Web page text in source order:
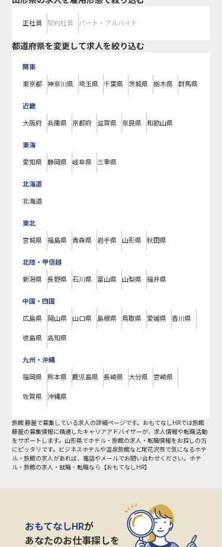
正社員 契約社員 パート・アルバイト
都道府県を変更して求人を絞り込む
関東
東京都 神奈川県 埼玉県 千葉県 茨城県 栃木県 群馬県
近畿
大阪府 兵庫県 京都府 滋賀県 奈良県 和歌山県
東海
愛知県 静岡県 岐阜県 三重県
北海道
北海道
東北
宮城県 福島県 青森県 岩手県 山形県 秋田県
北陸・甲信越
新潟県 長野県 石川県 富山県 山梨県 福井県
中国・四国
広島県 岡山県 山口県 島根県 鳥取県 愛媛県 香川県
徳島県 高知県
九州・沖縄
福岡県 熊本県 鹿児島県 長崎県 大分県 宮崎県
佐賀県 沖縄県
旅館 藤屋で募集している求人の詳細ページです。おもてなしHRでは旅館
藤屋の募集情報に精通したキャリアアドバイザーが、求人情報や転職活動
をサポートします。山形県でホテル・旅館の求人・転職情報をお探しの方
にピッタリです。ビジネスホテルや温泉旅館など尾花沢市で気になるホテ
ル・旅館の求人があれば、電話やメールでお問い合わせください。ホテ
ル・旅館の求人・就職・転職なら【おもてなしHR】
おもてなしHRが
あなたのお仕事探しを